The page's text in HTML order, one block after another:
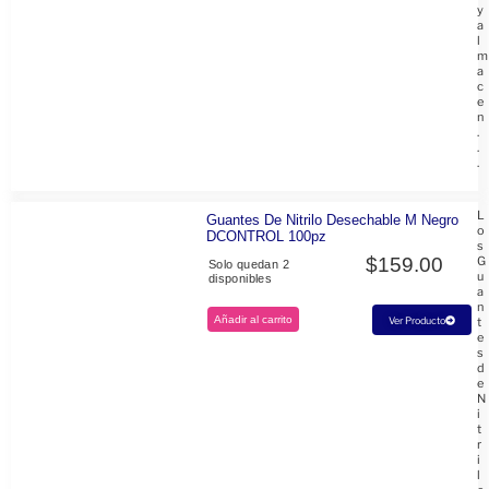
y
a
l
m
a
c
e
n
.
.
.
Guantes De Nitrilo Desechable M Negro
DCONTROL 100pz
Solo quedan 2
disponibles
$159.00
Añadir al carrito Ver Producto
L
o
s
G
u
a
n
t
e
s
d
e
N
i
t
r
i
l